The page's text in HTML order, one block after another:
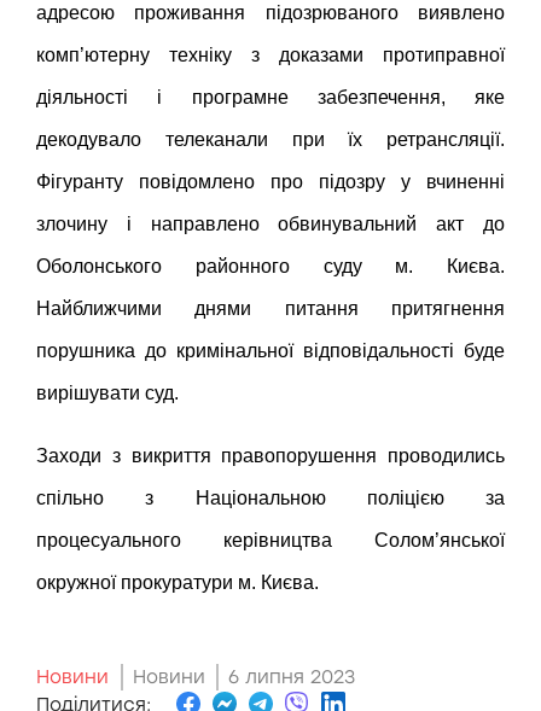
адресою проживання підозрюваного виявлено
комп’ютерну техніку з доказами протиправної
діяльності і програмне забезпечення, яке
декодувало телеканали при їх ретрансляції.
Фігуранту повідомлено про підозру у вчиненні
злочину і направлено обвинувальний акт до
Оболонського районного суду м. Києва.
Найближчими днями питання притягнення
порушника до кримінальної відповідальності буде
вирішувати суд.
Заходи з викриття правопорушення проводились
спільно з Національною поліцією за
процесуального керівництва Солом’янської
окружної прокуратури м. Києва.
Новини Новини
6 липня 2023
Поділитися: